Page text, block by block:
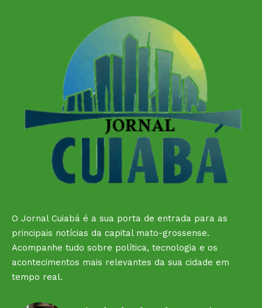
O Jornal Cuiabá é a sua porta de entrada para as
principais notícias da capital mato-grossense.
Acompanhe tudo sobre política, tecnologia e os
acontecimentos mais relevantes da sua cidade em
tempo real.